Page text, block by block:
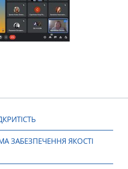
ЗАБЕЗПЕЧЕННЯ ЯКОСТІ